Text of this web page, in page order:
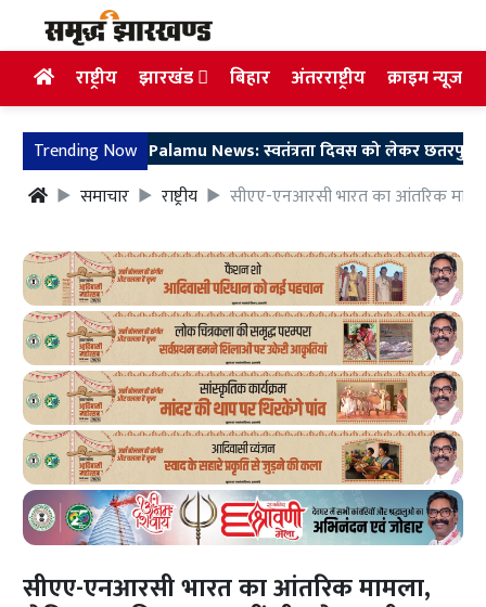
राष्ट्रीय झारखंड बिहार अंतरराष्ट्रीय क्राइम न्यूज
Trending Now
Palamu News: स्वतंत्रता दिवस को लेकर छतरपुर अनुमंडल
समाचार
राष्ट्रीय सीएए-एनआरसी भारत का आंतरिक
सीएए-एनआरसी भारत का आंतरिक मामला,